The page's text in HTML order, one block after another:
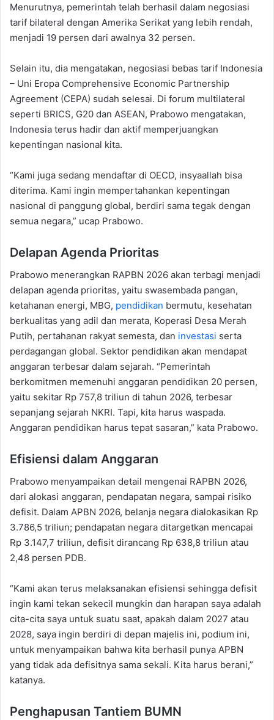
Menurutnya, pemerintah telah berhasil dalam negosiasi
tarif bilateral dengan Amerika Serikat yang lebih rendah,
menjadi 19 persen dari awalnya 32 persen.
Selain itu, dia mengatakan, negosiasi bebas tarif Indonesia
– Uni Eropa Comprehensive Economic Partnership
Agreement (CEPA) sudah selesai. Di forum multilateral
seperti BRICS, G20 dan ASEAN, Prabowo mengatakan,
Indonesia terus hadir dan aktif memperjuangkan
kepentingan nasional kita.
“Kami juga sedang mendaftar di OECD, insyaallah bisa
diterima. Kami ingin mempertahankan kepentingan
nasional di panggung global, berdiri sama tegak dengan
semua negara,” ucap Prabowo.
Delapan Agenda Prioritas
Prabowo menerangkan RAPBN 2026 akan terbagi menjadi
delapan agenda prioritas, yaitu swasembada pangan,
ketahanan energi, MBG, pendidikan bermutu, kesehatan
berkualitas yang adil dan merata, Koperasi Desa Merah
Putih, pertahanan rakyat semesta, dan investasi serta
perdagangan global. Sektor pendidikan akan mendapat
anggaran terbesar dalam sejarah. “Pemerintah
berkomitmen memenuhi anggaran pendidikan 20 persen,
yaitu sekitar Rp 757,8 triliun di tahun 2026, terbesar
sepanjang sejarah NKRI. Tapi, kita harus waspada.
Anggaran pendidikan harus tepat sasaran,” kata Prabowo.
Efisiensi dalam Anggaran
Prabowo menyampaikan detail mengenai RAPBN 2026,
dari alokasi anggaran, pendapatan negara, sampai risiko
defisit. Dalam APBN 2026, belanja negara dialokasikan Rp
3.786,5 triliun; pendapatan negara ditargetkan mencapai
Rp 3.147,7 triliun, defisit dirancang Rp 638,8 triliun atau
2,48 persen PDB.
“Kami akan terus melaksanakan efisiensi sehingga defisit
ingin kami tekan sekecil mungkin dan harapan saya adalah
cita-cita saya untuk suatu saat, apakah dalam 2027 atau
2028, saya ingin berdiri di depan majelis ini, podium ini,
untuk menyampaikan bahwa kita berhasil punya APBN
yang tidak ada defisitnya sama sekali. Kita harus berani,”
katanya.
Penghapusan Tantiem BUMN